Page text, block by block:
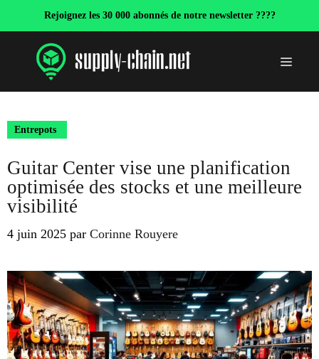
Rejoignez les 30 000 abonnés de notre newsletter ????
Menu
Entrepots
Guitar Center vise une planification
optimisée des stocks et une meilleure
visibilité
4 juin 2025 par Corinne Rouyere